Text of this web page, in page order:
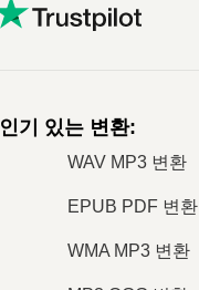
인기 있는 변환:
WAV MP3 변환
EPUB PDF 변환
WMA MP3 변환